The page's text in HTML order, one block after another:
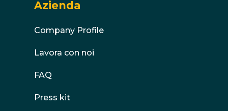
Azienda
Company Profile
Lavora con noi
FAQ
Press kit